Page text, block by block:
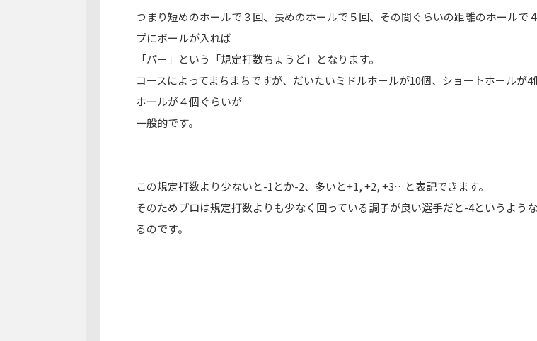
つまり短めのホールで３回、 長めのホールで５回、 その間ぐらいの距離のホールで
プにボールが入れば
「パー」という「規定打数ちょうど」
となります。
コースによってまちまちですが、だいたいミドルホールが10個、ショートホールが4
ホールが４個ぐらいが
一般的です。
この規定打数より少ないと-1とか-2、多いと+1, +2, +3…と表記できます。
そのためプロは規定打数よりも少なく回っている調子が良い選手だと-4というよう
るのです。